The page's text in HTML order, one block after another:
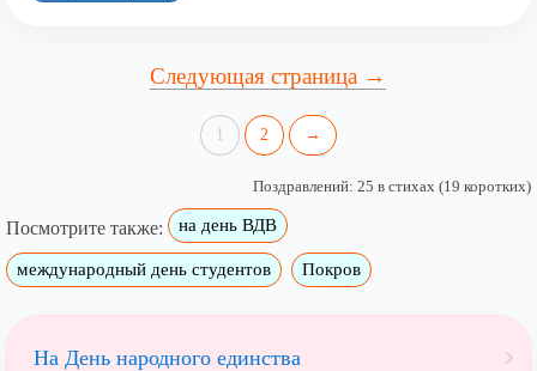
Следующая страница →
1 2 →
Поздравлений: 25 в стихах (19 коротких)
Посмотрите также: на день ВДВ
международный день студентов Покров
На День народного единства